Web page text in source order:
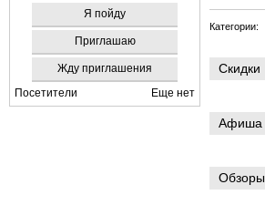
Я пойду
Приглашаю
Жду приглашения
Посетители
Еще нет
Категории:
Скидки
Афиша
Обзоры